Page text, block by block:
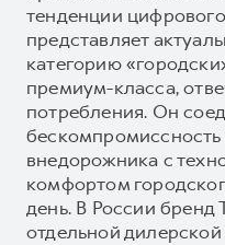
тенденции
представляет
категорию
премиум-класса,
потребления. Он
внедорожника с
комфортом
день. В России бренд
отдельной